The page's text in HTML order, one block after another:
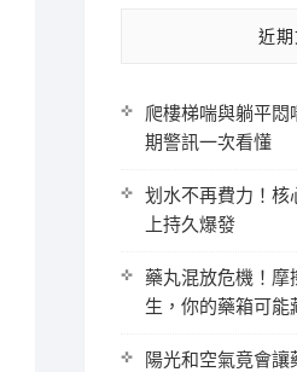
近
爬樓梯喘與躺平
期警訊一次看懂
划水不再費力！核
上持久爆發
藥丸混放危機！摩
生，你的藥箱可能
陽光和空氣竟會